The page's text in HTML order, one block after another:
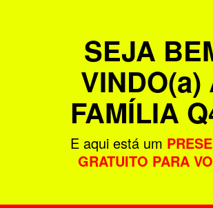
SEJA
VINDO(a)
FAMÍLIA
E aqui está um
GRATUITO PARA